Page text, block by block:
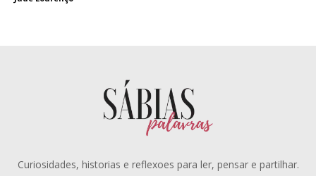
Curiosidades, historias e reflexoes para ler, pensar e partilhar.